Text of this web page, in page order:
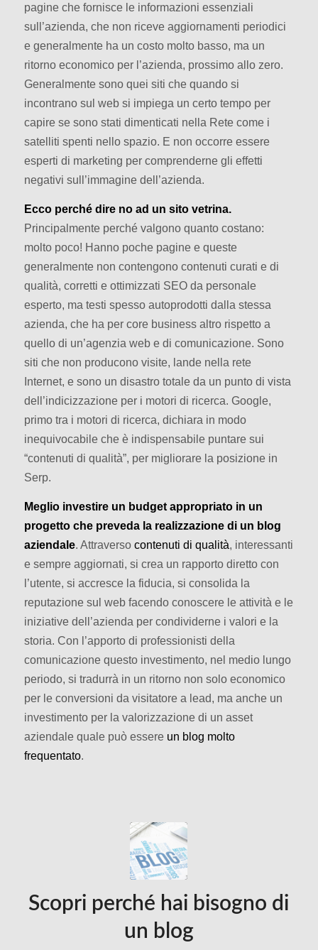
pagine che fornisce le informazioni essenziali
sull’azienda, che non riceve aggiornamenti periodici
e generalmente ha un costo molto basso, ma un
ritorno economico per l’azienda, prossimo allo zero.
Generalmente sono quei siti che quando si
incontrano sul web si impiega un certo tempo per
capire se sono stati dimenticati nella Rete come i
satelliti spenti nello spazio. E non occorre essere
esperti di marketing per comprenderne gli effetti
negativi sull’immagine dell’azienda.
Ecco perché dire no ad un sito vetrina.
Principalmente perché valgono quanto costano:
molto poco! Hanno poche pagine e queste
generalmente non contengono contenuti curati e di
qualità, corretti e ottimizzati SEO da personale
esperto, ma testi spesso autoprodotti dalla stessa
azienda, che ha per core business altro rispetto a
quello di un’agenzia web e di comunicazione. Sono
siti che non producono visite, lande nella rete
Internet, e sono un disastro totale da un punto di vista
dell’indicizzazione per i motori di ricerca. Google,
primo tra i motori di ricerca, dichiara in modo
inequivocabile che è indispensabile puntare sui
“contenuti di qualità”, per migliorare la posizione in
Serp.
Meglio investire un budget appropriato in un
progetto che preveda la realizzazione di un blog
aziendale. Attraversocontenuti di qualità, interessanti
e sempre aggiornati, si crea un rapporto diretto con
l’utente, si accresce la fiducia, si consolida la
reputazione sul web facendo conoscere le attività e le
iniziative dell’azienda per condividerne i valori e la
storia. Con l’apporto di professionisti della
comunicazione questo investimento, nel medio lungo
periodo, si tradurrà in un ritorno non solo economico
per le conversioni da visitatore a lead, ma anche un
investimento per la valorizzazione di un asset
aziendale quale può essere un blog molto
frequentato.
Scopri perché hai bisogno di
un blog